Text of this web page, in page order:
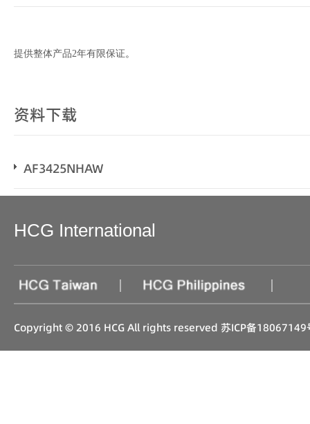
提供整体产品2年有限保证 。
资料下载
AF3425NHAW
HCG International
| |
Copyright © 2016 HCG All rights reserved 苏ICP备